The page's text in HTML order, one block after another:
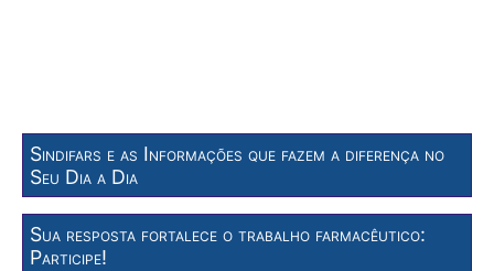
Sindifars e as Informações que fazem a diferença no
Seu Dia a Dia
Sua resposta fortalece o trabalho farmacêutico:
Participe!